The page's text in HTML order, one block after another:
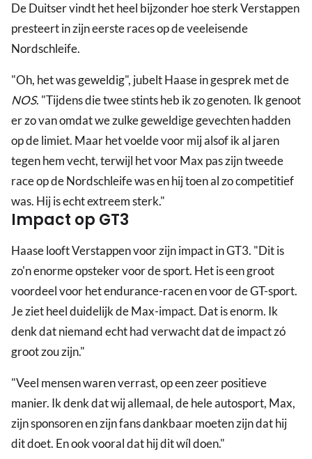
De Duitser vindt het heel bijzonder hoe sterk Verstappen
presteert in zijn eerste races op de veeleisende
Nordschleife.
"Oh, het was geweldig", jubelt Haase in gesprek met de
NOS. "Tijdens die twee stints heb ik zo genoten. Ik genoot
er zo van omdat we zulke geweldige gevechten hadden
op de limiet. Maar het voelde voor mij alsof ik al jaren
tegen hem vecht, terwijl het voor Max pas zijn tweede
race op de Nordschleife was en hij toen al zo competitief
was. Hij is echt extreem sterk."
Impact op GT3
Haase looft Verstappen voor zijn impact in GT3. "Dit is
zo'n enorme opsteker voor de sport. Het is een groot
voordeel voor het endurance-racen en voor de GT-sport.
Je ziet heel duidelijk de Max-impact. Dat is enorm. Ik
denk dat niemand echt had verwacht dat de impact zó
groot zou zijn."
"Veel mensen waren verrast, op een zeer positieve
manier. Ik denk dat wij allemaal, de hele autosport, Max,
zijn sponsoren en zijn fans dankbaar moeten zijn dat hij
dit doet. En ook vooral dat hij dit wíl doen."